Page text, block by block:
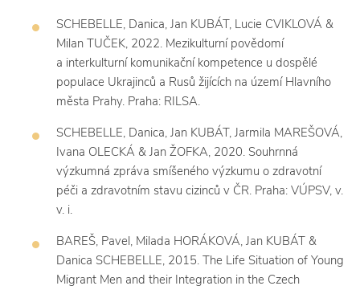
SCHEBELLE, Danica, Jan KUBÁT, Lucie CVIKLOVÁ &
Milan TUČEK, 2022. Mezikulturní povědomí
a interkulturní komunikační kompetence u dospělé
populace Ukrajinců a Rusů žijících na území Hlavního
města Prahy. Praha: RILSA.
SCHEBELLE, Danica, Jan KUBÁT, Jarmila MAREŠOVÁ,
Ivana OLECKÁ & Jan ŽOFKA, 2020. Souhrnná
výzkumná zpráva smíšeného výzkumu o zdravotní
péči a zdravotním stavu cizinců v ČR. Praha: VÚPSV, v.
v. i.
BAREŠ, Pavel, Milada HORÁKOVÁ, Jan KUBÁT &
Danica SCHEBELLE, 2015. The Life Situation of Young
Migrant Men and their Integration in the Czech